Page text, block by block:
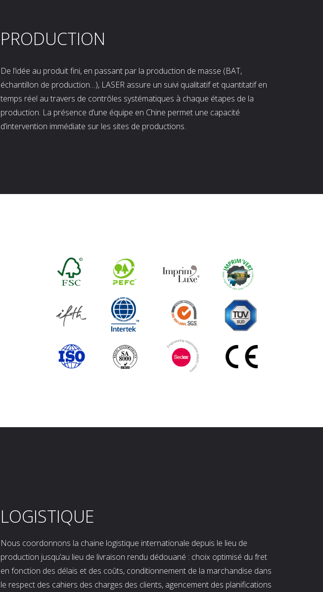
PRODUCTION
De l’idée au produit fini, en passant par la production de masse (BAT,
échantillon de production…), LASER assure un suivi qualitatif et quantitatif en
temps réel au travers de contrôles systématiques à chaque étapes de la
production. La présence d’une équipe en Chine permet une capacité
d’intervention immédiate sur les sites de productions.
LOGISTIQUE
Nous coordonnons la chaine logistique internationale depuis le lieu de
production jusqu’au lieu de livraison rendu dédouané : choix optimisé du fret
en fonction des délais et des coûts, conditionnement de la marchandise dans
le respect des cahiers des charges des clients, agencement des planifications